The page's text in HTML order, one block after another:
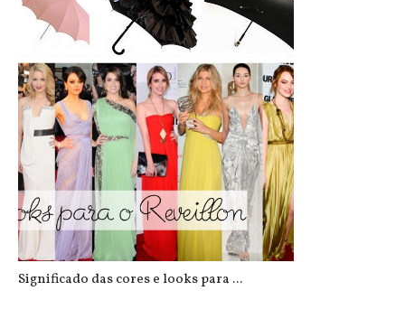
Inspire-se: Guarda-Chuva
Significado das cores e looks para ...